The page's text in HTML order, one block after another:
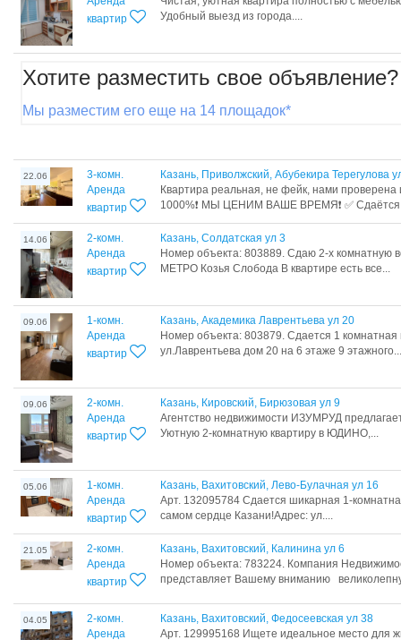
квартир
Удобный выезд из города....
Хотите разместить свое объявление?
Мы разместим его еще на 14 площадок*
22.06
3-комн.
Аренда
квартир
Казань, Приволжский, Абубекира Терегулова
Квартира реальная, не фейк, нами проверена
1000%❗ МЫ ЦЕНИМ ВАШЕ ВРЕМЯ❗ ✅ Сдаётся
14.06
2-комн.
Аренда
квартир
Казань, Солдатская ул 3
Номер объекта: 803889. Сдаю 2-х комнатную
МЕТРО Козья Слобода В квартире есть все...
09.06
1-комн.
Аренда
квартир
Казань, Академика Лаврентьева ул 20
Номер объекта: 803879. Сдается 1 комнатная
ул.Лаврентьева дом 20 на 6 этаже 9 этажного...
09.06
2-комн.
Аренда
квартир
Казань, Кировский, Бирюзовая ул 9
Агентство недвижимости ИЗУМРУД
Уютную 2-комнатную квартиру в ЮДИНО,...
05.06
1-комн.
Аренда
квартир
Казань, Вахитовский, Лево-Булачная ул 16
Арт. 132095784 Сдается шикарная 1-
самом сердце Казани!Адрес: ул....
21.05
2-комн.
Аренда
квартир
Казань, Вахитовский, Калинина ул 6
Номер объекта: 783224. Компания
представляет Вашему вниманию
04.05
2-комн.
Аренда
Казань, Вахитовский, Федосеевская ул 38
Арт. 129995168 Ищете идеальное место для